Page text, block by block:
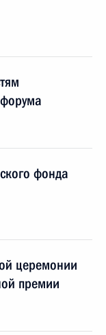
фонда
церемонии
премии